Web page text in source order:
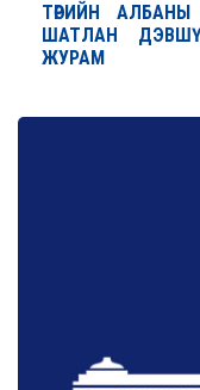
ТӨРИЙН
ШАТЛАН
ЖУРАМ